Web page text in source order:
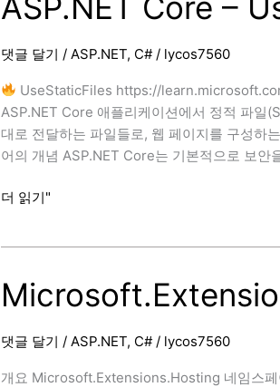
지
드
오
류
댓글 달기 / ASP.NET, C#/ lycos7560
UseStaticFiles https://
ASP.NET Core 애플리케이션에서 정적 파일
대로 전달하는 파일들로, 웹 페이지를 구성하
어의 개념 ASP.NET Core는 기본적으로 보
ASP.NET
더 읽기"
댓글 달기 / ASP.NET, C#/ lycos7560
개요 Microsoft.Extensions.Hosting 네임스